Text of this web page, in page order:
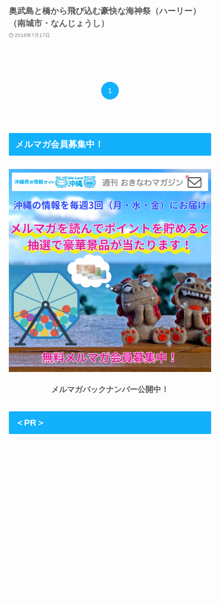
奥武島と橋から飛び込む豪快な海神祭（ハーリー）
（南城市・なんじょうし）
2016年7月17日
1
メルマガ会員募集中！
メルマガバックナンバー公開中！
＜PR＞